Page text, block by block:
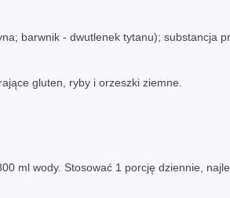
barwnik - dwutlenek tytanu); substancja
gluten, ryby i orzeszki ziemne.
ml wody. Stosować 1 porcję dziennie,